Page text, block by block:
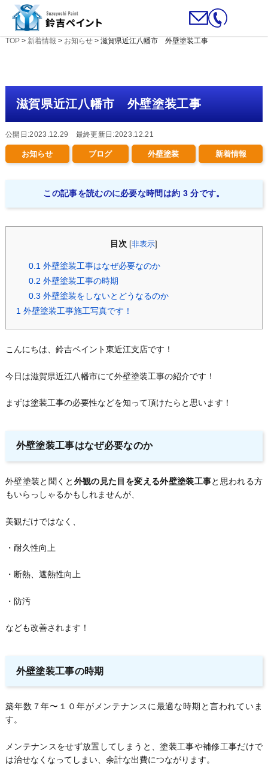
TOP> 新着情報 > お知らせ> 滋賀県近江八幡市 外壁塗装工事
滋賀県近江八幡市 外壁塗装工事
公開日:2023.12.29 最終更新日:2023.12.21
お知らせ ブログ 外壁塗装 新着情報
この記事を読むのに必要な時間は約 3 分です。
目次 [非表示
0.1 外壁塗装工事はなぜ必要なのか
0.2 外壁塗装工事の時期
0.3 外壁塗装をしないとどうなるのか
1 外壁塗装工事施工写真です！
こんにちは、鈴吉ペイント東近江支店です！
今日は滋賀県近江八幡市にて外壁塗装工事の紹介です！
まずは塗装工事の必要性などを知って頂けたらと思います！
外壁塗装工事はなぜ必要なのか
外壁塗装と聞くと 外観の見た目を変える外壁塗装工事と思われる方
もいらっしゃるかもしれませんが、
美観だけではなく、
・耐久性向上
・断熱、遮熱性向上
・防汚
なども改善されます！
外壁塗装工事の時期
築年数７年〜１０年がメンテナンスに最適な時期と言われていま
す。
メンテナンスをせず放置してしまうと、塗装工事や補修工事だけで
は治せなくなってしまい、余計な出費につながります。